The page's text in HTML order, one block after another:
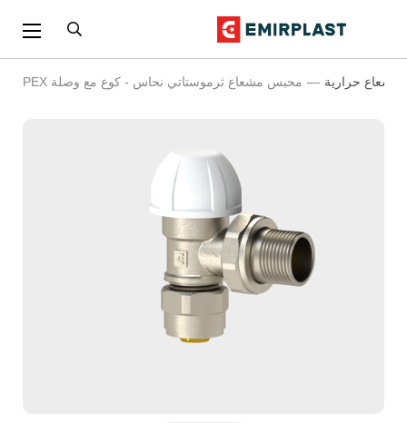
مشعاع حرارية محبس مشعاع ثرموستاتي نحاس - كوع مع وصلة PEX